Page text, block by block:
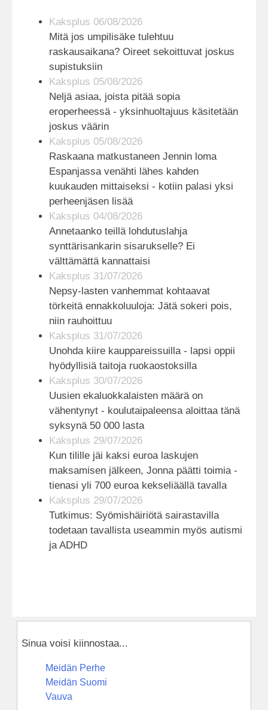
Kaksplus 06/08/2026
Mitä jos umpilisäke tulehtuu
raskausaikana? Oireet sekoittuvat joskus
supistuksiin
Kaksplus 05/08/2026
Neljä asiaa, joista pitää sopia
eroperheessä - yksinhuoltajuus käsitetään
joskus väärin
Kaksplus 05/08/2026
Raskaana matkustaneen Jennin loma
Espanjassa venähti lähes kahden
kuukauden mittaiseksi - kotiin palasi yksi
perheenjäsen lisää
Kaksplus 04/08/2026
Annetaanko teillä lohdutuslahja
synttärisankarin sisarukselle? Ei
välttämättä kannattaisi
Kaksplus 31/07/2026
Nepsy-lasten vanhemmat kohtaavat
törkeitä ennakkoluuloja: Jätä sokeri pois,
niin rauhoittuu
Kaksplus 31/07/2026
Unohda kiire kauppareissuilla - lapsi oppii
hyödyllisiä taitoja ruokaostoksilla
Kaksplus 30/07/2026
Uusien ekaluokkalaisten määrä on
vähentynyt - koulutaipaleensa aloittaa tänä
syksynä 50 000 lasta
Kaksplus 29/07/2026
Kun tilille jäi kaksi euroa laskujen
maksamisen jälkeen, Jonna päätti toimia -
tienasi yli 700 euroa kekseliäällä tavalla
Kaksplus 29/07/2026
Tutkimus: Syömishäiriötä sairastavilla
todetaan tavallista useammin myös autismi
ja ADHD
Sinua voisi kiinnostaa...
Meidän Perhe
Meidän Suomi
Vauva